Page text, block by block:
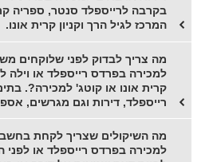
בקרבה לרייספלד סנטר, ספריה
המרכז לגיל הרך וקניון קרית אונו.
מה צריך לבדוק לפני שלוקחים
למכירה בפרדס רייספלד או וילה
קרית אונו או קוטג' למכירה?.
רייספלד, דירות וגם מגרשים,
מה השיקולים שצריך לקחת
למכירה בפרדס רייספלד או לפני